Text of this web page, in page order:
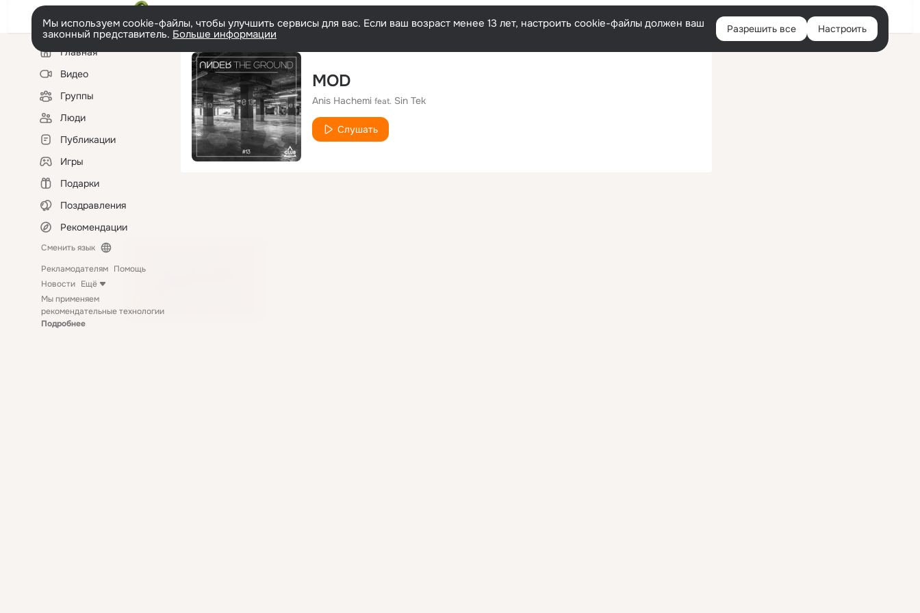
Войти
Мы используем cookie-файлы, чтобы улучшить сервисы для вас. Если ваш возраст менее 13 лет, настроить cookie-файлы должен ваш
законный представитель. Больше информации Разрешить все Настроить
Левая
колонкаГлавная
Видео
Группы
Люди
Публикации
Игры
Подарки
Поздравления
Рекомендации
Сменить язык
Рекламодателям Помощь
Новости Ещё
Мы применяем
рекомендательные технологии
Подробнее
MOD
Anis Hachemi feat. Sin Tek
Слушать